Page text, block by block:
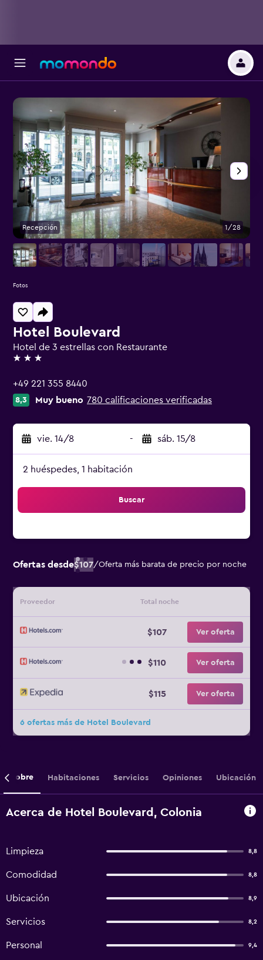
Hotel Boulevard
Hotel de 3 estrellas con Restaurante
3 estrellas
+49 221 355 8440
8,3 Muy bueno 780 calificaciones verificadas
vie. 14/8 - sáb. 15/8
2 huéspedes, 1 habitación
Buscar
Ofertas desde$107/Oferta más barata de precio por noche
Proveedor Total noche
$107 Ver oferta
$110 Ver oferta
$115 Ver oferta
6 ofertas más de Hotel Boulevard
Recepción 1/28
Fotos
Sobre Habitaciones Servicios Opiniones Ubicación
Acerca de Hotel Boulevard, Colonia
Limpieza 8,8
Comodidad 8,8
Ubicación 8,9
Servicios 8,2
Personal 9,4